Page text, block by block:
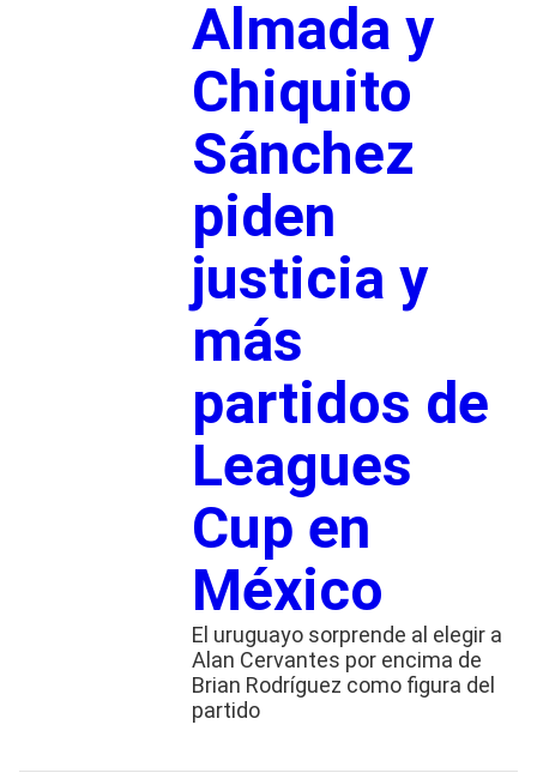
Almada y
Chiquito
Sánchez
piden
justicia y
más
partidos de
Leagues
Cup en
México
El uruguayo sorprende al elegir a
Alan Cervantes por encima de
Brian Rodríguez como figura del
partido